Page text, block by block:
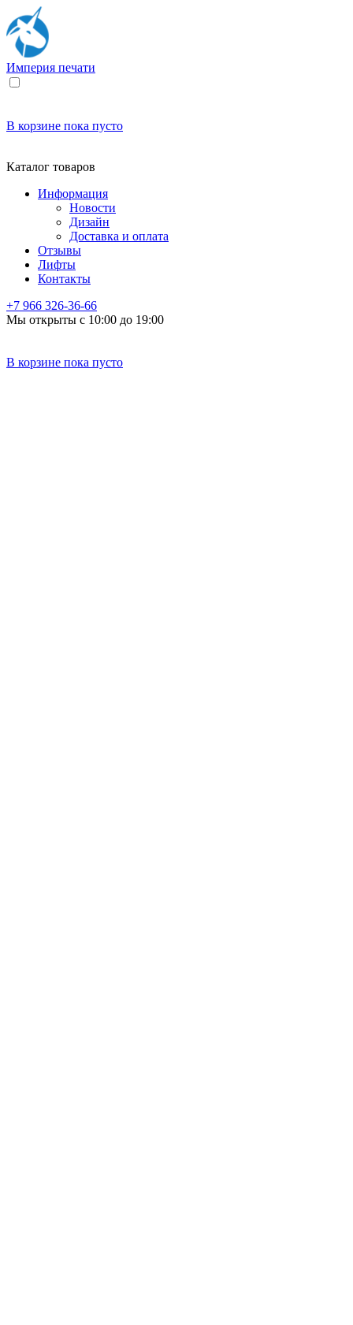
Империя печати
В корзине пока пусто
Каталог товаров
Информация
Новости
Дизайн
Доставка и оплата
Отзывы
Лифты
Контакты
+7 966 326-36-66
Мы открыты с 10:00 до 19:00
В корзине пока пусто